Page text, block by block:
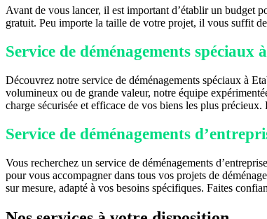
Avant de vous lancer, il est important d’établir un budget
gratuit. Peu importe la taille de votre projet, il vous suffit
Service de déménagements spéciaux
Découvrez notre service de déménagements spéciaux à
volumineux ou de grande valeur, notre équipe
charge sécurisée et efficace de vos biens les plus
Service de déménagements
Vous recherchez un service de déménagements
pour vous accompagner dans tous vos projets de
sur mesure, adapté à vos besoins spécifiques. Faites